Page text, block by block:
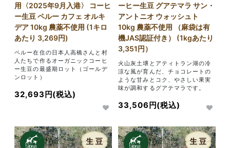
用〈2025年9月入港〉 コーヒ
ー生豆 ペルー カフェ オルキ
デア 10kg 農薬不使用 (1キロ
あたり 3,269円)
ペルー在住の日本人高橋さんと村
人たちで作るオーガニックコーヒ
ー生豆の最盛期ロット（ゴールデ
ンロット）
32,693円(税込)
ーヒー生豆 グアテマラ サン・
アントニオ ウォッシュト
10kg 農薬不使用 （麻袋は有
機JAS認証付き） (1kgあたり
3,351円）
火山灰土壌とアティトラン湖の冷
涼な風が育んだ、チョコレートの
ような甘みとコク、やさしい果実
味が調和するグアテマラです。
33,506円(税込)